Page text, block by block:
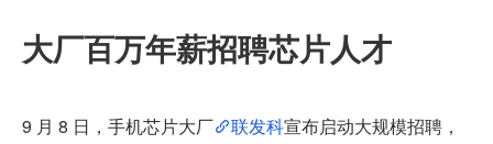
大厂百万年薪招聘芯片人才
9 月 8 日，手机芯片大厂 联发科宣布启动大规模招聘，